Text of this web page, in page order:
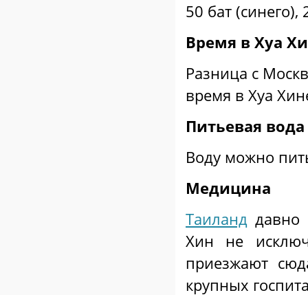
50 бат (синего),
Время в Хуа
Разница с
время в Хуа
Питьевая вода
Воду можно
Медицина
Таиланд давно
Хин не
приезжают
крупных